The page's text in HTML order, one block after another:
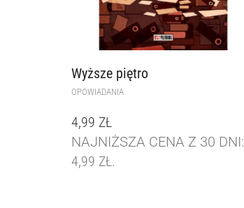
Wyższe piętro
OPOWIADANIA
4,99 ZŁ
NAJNIŻSZA CENA Z 30 DNI:
4,99 ZŁ .